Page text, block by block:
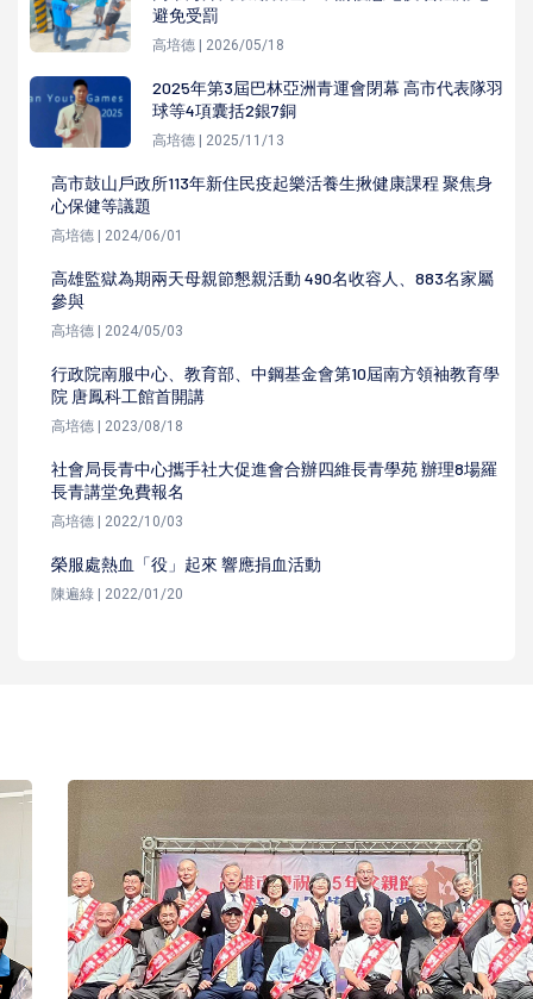
避免受罰
高培德 | 2026/05/18
2025年第3屆巴林亞洲青運會閉幕 高市代表隊羽
球等4項囊括2銀7銅
高培德 | 2025/11/13
高市鼓山戶政所113年新住民疫起樂活養生揪健康課程 聚焦身
心保健等議題
高培德 | 2024/06/01
高雄監獄為期兩天母親節懇親活動 490名收容人、883名家屬
參與
高培德 | 2024/05/03
行政院南服中心、教育部、中鋼基金會第10屆南方領袖教育學
院 唐鳳科工館首開講
高培德 | 2023/08/18
社會局長青中心攜手社大促進會合辦四維長青學苑 辦理8場羅
長青講堂免費報名
高培德 | 2022/10/03
榮服處熱血「役」起來 響應捐血活動
陳遍綠 | 2022/01/20